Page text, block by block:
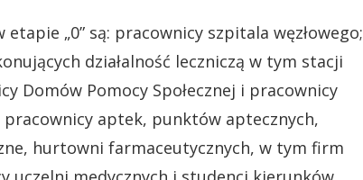
„0” są: pracownicy szpitala węzłowego;
działalność leczniczą w tym stacji
Domów Pomocy Społecznej i pracownicy
pracownicy aptek, punktów aptecznych,
hurtowni farmaceutycznych, w tym firm